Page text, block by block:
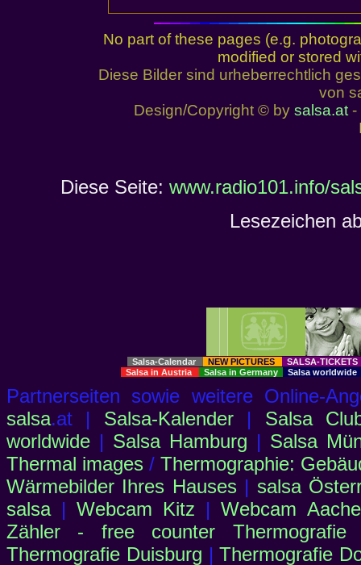
No part of these pages (e.g.
modified or stored
Diese Bilder sind urheberrechtlich
von
Design/Copyright © by salsa.at-
Diese Seite: www.radio101.info/
Lesezeichen
Salsa-Calendar NEW PICTURES
SALSA-
Salsa in Austria
Salsa in Germany Salsa worldwide
Partnerseiten sowie weitere Online-
salsa.at | Salsa-Kalender| Salsa
worldwide | Salsa Hamburg | Salsa
Thermal images / Thermographie:
Wärmebilder Ihres Hauses| salsa
salsa|Webcam Kitz |Webcam
Zähler - free counter Thermografie
Thermografie Duisburg |Thermografie